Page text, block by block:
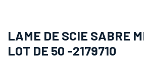
LAME DE SCIE SABRE
LOT DE 50 -2179710